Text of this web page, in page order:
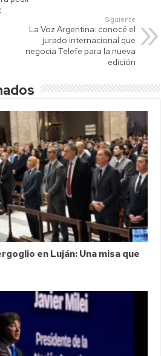
ar
tir Siguiente
La Voz Argentina: conocé el
jurado internacional que
negocia Telefe para la nueva
edición
en Luján: Una misa que